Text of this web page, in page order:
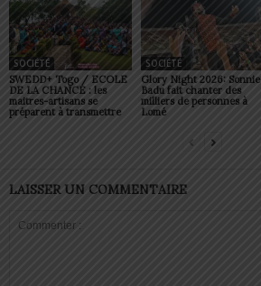
SOCIÉTÉ
SWEDD+ Togo / ECOLE
DE LA CHANCE : les
maitres-artisans se
préparent à transmettre
SOCIÉTÉ
Glory Night 2026: Sonnie
Badu fait chanter des
milliers de personnes à
Lomé
LAISSER UN COMMENTAIRE